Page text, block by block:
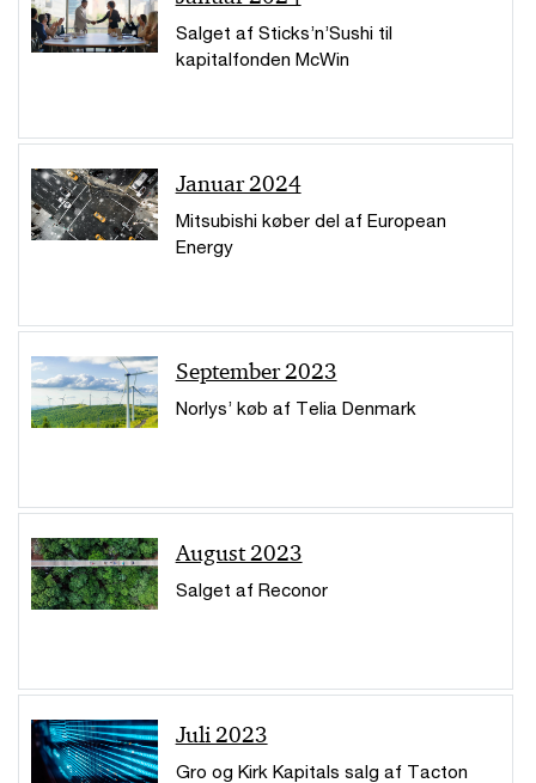
Salget af Sticks’n’Sushi til
kapitalfonden McWin
Januar 2024
Mitsubishi køber del af European
Energy
September 2023
Norlys’ køb af Telia Denmark
August 2023
Salget af Reconor
Juli 2023
Gro og Kirk Kapitals salg af Tacton